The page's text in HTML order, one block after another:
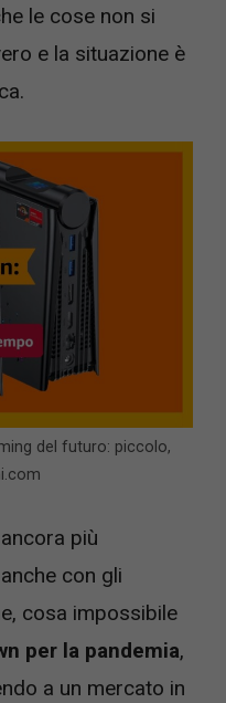
le cose non si
e la situazione è
del futuro: piccolo,
più
con gli
cosa impossibile
per la pandemia,
a un mercato in